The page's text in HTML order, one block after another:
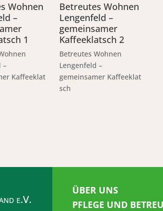
Wohnen
–
1
–
Kaffeeklat
Betreutes Wohnen
Lengenfeld –
gemeinsamer
Kaffeeklatsch 2
Betreutes Wohnen
Lengenfeld –
gemeinsamer Kaffeeklat
sch
e.V.
ÜBER UNS
PFLEGE UND